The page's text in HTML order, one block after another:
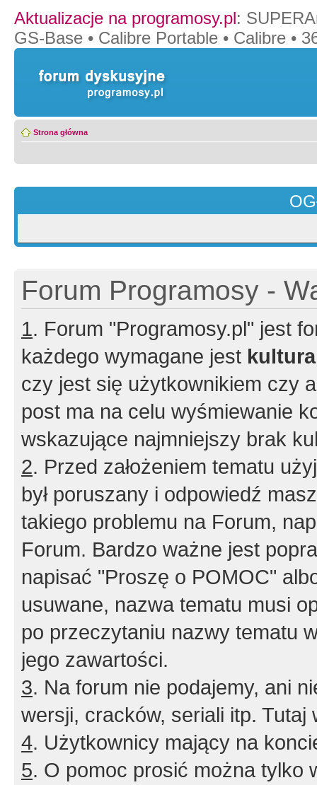
Aktualizacje na programosy.pl:
GS-Base • Calibre Portable • Calibre •
Strona główna
Forum Programosy -
1. Forum "Programosy.pl" jest
każdego wymagane jest
czy jest się użytkownikiem czy
post ma na celu wyśmiewanie
wskazujące najmniejszy brak
2. Przed założeniem tematu
był poruszany i odpowiedź
takiego problemu na Forum,
Forum. Bardzo ważne jest
napisać "Proszę o POMOC"
usuwane, nazwa tematu musi
po przeczytaniu nazwy tematu
jego zawartości.
3. Na forum nie podajemy, ani
wersji, cracków, seriali itp. Tutaj
4. Użytkownicy mający na
5. O pomoc prosić można tylko